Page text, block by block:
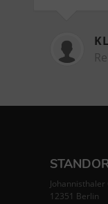
12351 Berlin